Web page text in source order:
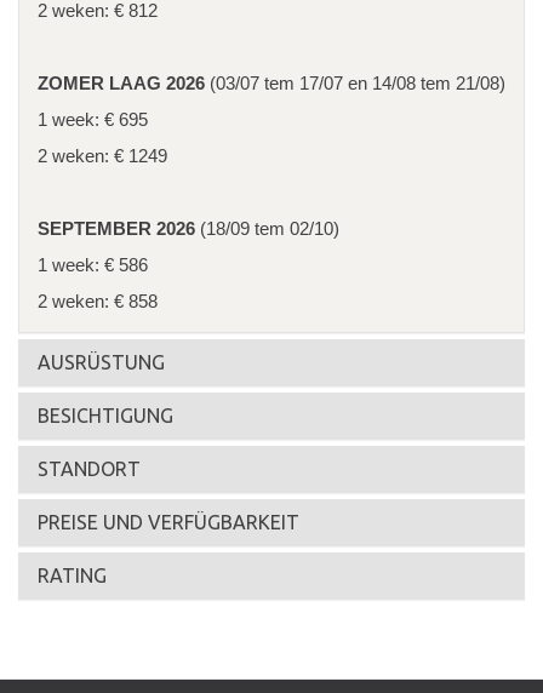
2 weken: € 812
ZOMER LAAG 2026 (03/07 tem 17/07 en 14/08 tem 21/08)
1 week: € 695
2 weken: € 1249
SEPTEMBER 2026 (18/09 tem 02/10)
1 week: € 586
2 weken: € 858
AUSRÜSTUNG
BESICHTIGUNG
STANDORT
PREISE UND VERFÜGBARKEIT
RATING